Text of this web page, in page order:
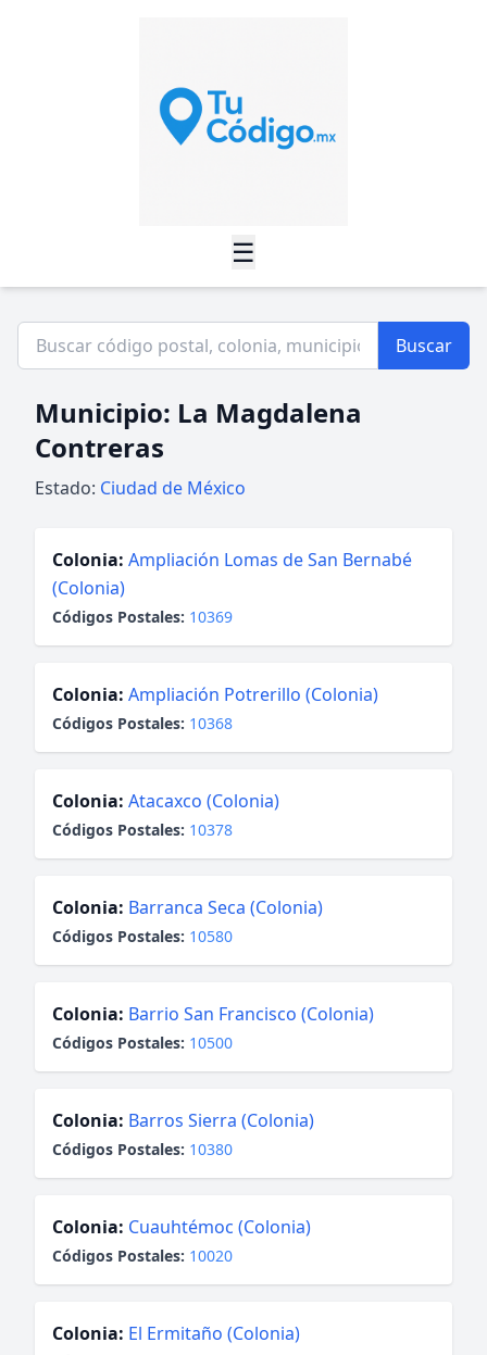
☰
Buscar
Municipio: La Magdalena
Contreras
Estado: Ciudad de México
Colonia: Ampliación Lomas de San Bernabé
(Colonia)
Códigos Postales: 10369
Colonia: Ampliación Potrerillo (Colonia)
Códigos Postales: 10368
Colonia: Atacaxco (Colonia)
Códigos Postales: 10378
Colonia: Barranca Seca (Colonia)
Códigos Postales: 10580
Colonia: Barrio San Francisco (Colonia)
Códigos Postales: 10500
Colonia: Barros Sierra (Colonia)
Códigos Postales: 10380
Colonia: Cuauhtémoc (Colonia)
Códigos Postales: 10020
Colonia: El Ermitaño (Colonia)